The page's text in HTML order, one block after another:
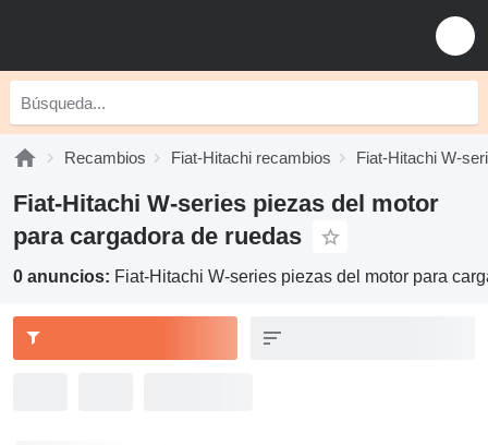
Recambios Fiat-Hitachi recambios Fiat-Hitachi W-
Fiat-Hitachi W-series piezas del motor
para cargadora de ruedas
0 anuncios: Fiat-Hitachi W-series piezas del motor para